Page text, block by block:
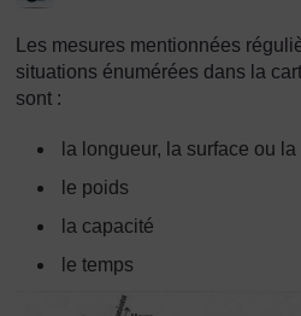
Les mesures mentionnées
situations énumérées dans la
sont :
la longueur, la surface ou
le poids
la capacité
le temps